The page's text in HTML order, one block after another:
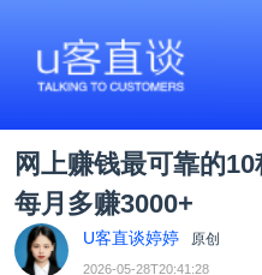
网上赚钱最可靠的
每月多赚3000+
U客直谈婷婷 原创
2026-05-28T20:41:28